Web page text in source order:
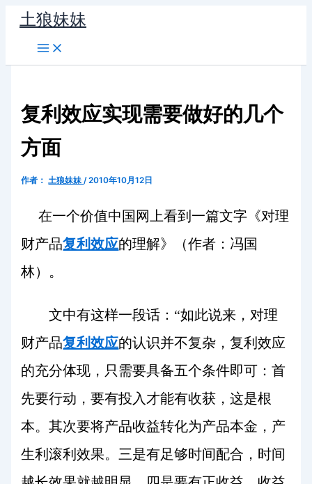
容
土狼妹妹
复利效应实现需要做好的几个
方面
作者： 土狼妹妹/2010年10月12日
在一个价值中国网上看到一篇文字《对理
财产品复利效应的理解》（作者：冯国
林）。
文中有这样一段话：“如此说来，对理
财产品复利效应的认识并不复杂，复利效应
的充分体现，只需要具备五个条件即可：首
先要行动，要有投入才能有收获，这是根
本。其次要将产品收益转化为产品本金，产
生利滚利效果。三是有足够时间配合，时间